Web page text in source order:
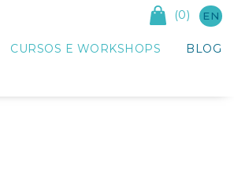
(0) EN
CURSOS E WORKSHOPS BLOG